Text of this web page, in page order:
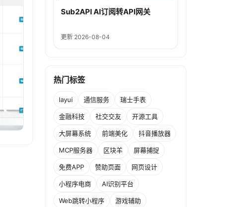
Sub2API AI订阅转API网关
更新 2026-08-04
热门标签
layui 通信服务 瑞士手表
金融科技 社交交友 开源工具
大屏幕系统 前端美化 抖音播放器
MCP服务器 区块羊 屏幕捕捉
免费APP 赞助页面 网页设计
小程序电商 AI识别平台
Web跳转小程序 游戏辅助